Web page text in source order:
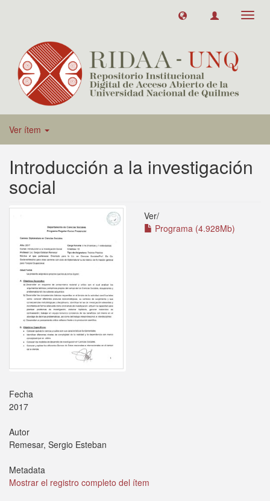
Ver ítem
Introducción a la investigación
social
Ver/
Programa (4.928Mb)
Fecha
2017
Autor
Remesar, Sergio Esteban
Metadata
Mostrar el registro completo del ítem